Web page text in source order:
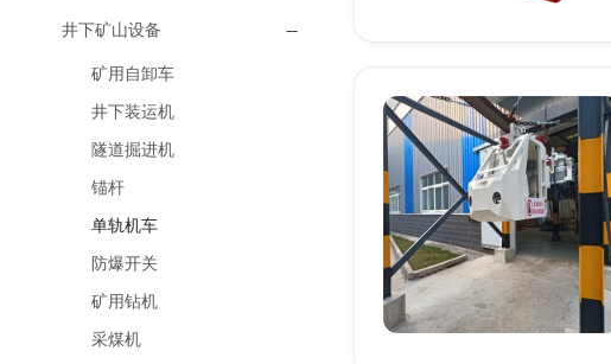
井下矿山设备
矿用自卸车
井下装运机
隧道掘进机
锚杆
单轨机车
防爆开关
矿用钻机
采煤机